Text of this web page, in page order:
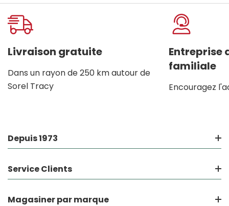
Livraison gratuite
Dans un rayon de 250 km autour de
Sorel Tracy
Entreprise
familiale
Encouragez
Depuis 1973
Service Clients
Magasiner par marque